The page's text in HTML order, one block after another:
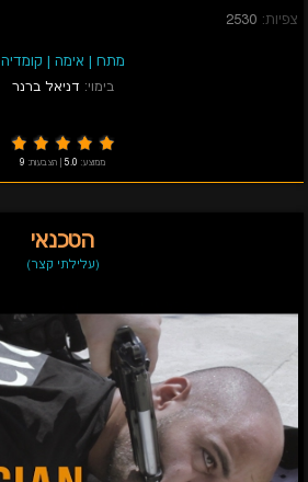
צפיות: 2530
מתח | אימה | קומדיה
בימוי: דניאל ברנר
ממוצע: 5.0 הצבעות: 9
הטכנאי
(עלילתי קצר)